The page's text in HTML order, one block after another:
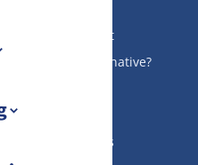
Ihren Treppenlift
preiswerte Alternative?
verkaufen
Die besten Tipps